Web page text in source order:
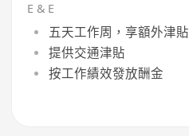
E & E
五天工作周，享額外津
提供交通津貼
按工作績效發放酬金